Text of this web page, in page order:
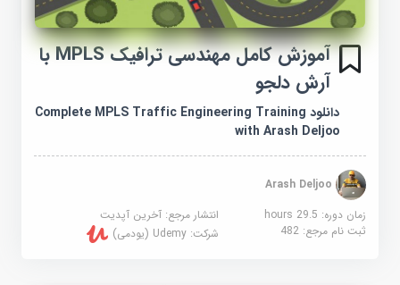
آموزش کامل مهندسی ترافیک MPLS با
آرش دلجو
دانلود Complete MPLS Traffic Engineering Training
with Arash Deljoo
Arash Deljoo
زمان دوره: 29.5 hours
انتشار مرجع:آخرین آپدیت
ثبت نام مرجع:482 شرکت:Udemy (یودمی)